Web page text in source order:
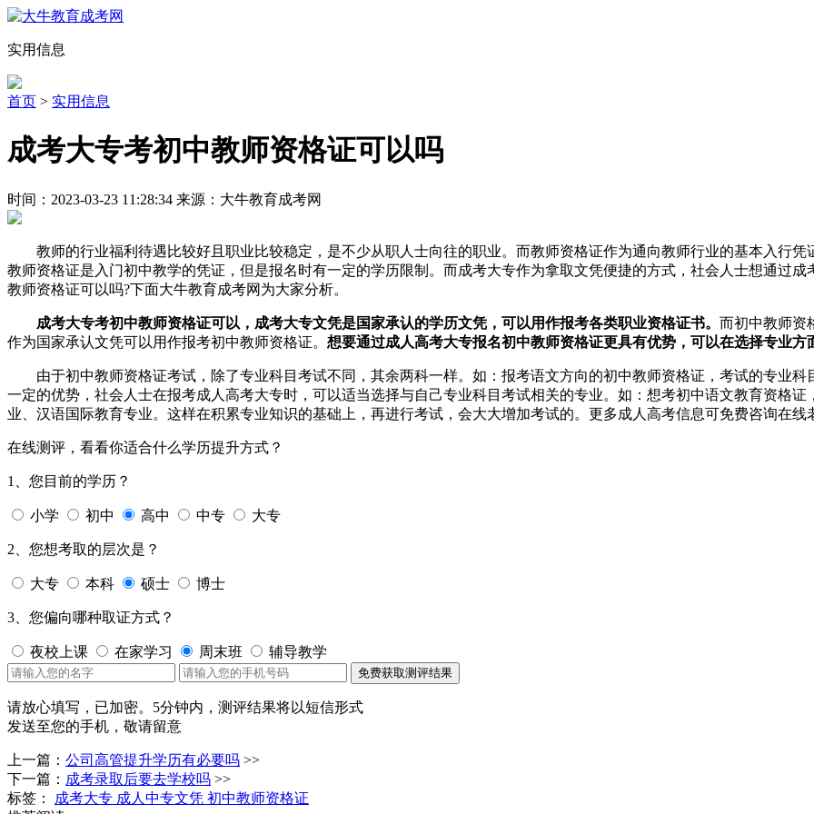
实用信息
首页 > 实用信息
成考大专考初中教师资格证可以吗
时间：2023-03-23 11:28:34 来源：大牛教育成考网
教师的行业福利待遇比较好且职业比较稳定，是不少从职人士向往的职业。而教师资格证作为通向教师行业的基本入行凭
教师资格证是入门初中教学的凭证，但是报名时有一定的学历限制。而成考大专作为拿取文凭便捷的方式，社会人士想通过
教师资格证可以吗?下面大牛教育成考网为大家分析。
成考大专考初中教师资格证可以，成考大专文凭是国家承认的学历文凭，可以用作报考各类职业资格证书。 而初中教师资
作为国家承认文凭可以用作报考初中教师资格证。 想要通过成人高考大专报名初中教师资格证更具有优势，可以在选择专业方
由于初中教师资格证考试，除了专业科目考试不同，其余两科一样。如：报考语文方向的初中教师资格证，考试的专业科
一定的优势，社会人士在报考成人高考大专时，可以适当选择与自己专业科目考试相关的专业。如：想考初中语文教育资格证
业、汉语国际教育专业。这样在积累专业知识的基础上，再进行考试，会大大增加考试的。更多成人高考信息可免费咨询在线
在线测评，看看你适合什么学历提升方式？
1、您目前的学历？
小学 初中 高中 中专 大专
2、您想考取的层次是？
大专 本科 硕士 博士
3、您偏向哪种取证方式？
夜校上课 在家学习 周末班 辅导教学
免费获取测评结果
请放心填写，已加密。 5分钟内，测评结果将以短信形式
发送至您的手机，敬请留意
上一篇： 公司高管提升学历有必要吗 >>
下一篇： 成考录取后要去学校吗 >>
标签：
成考大专 成人中专文凭 初中教师资格证